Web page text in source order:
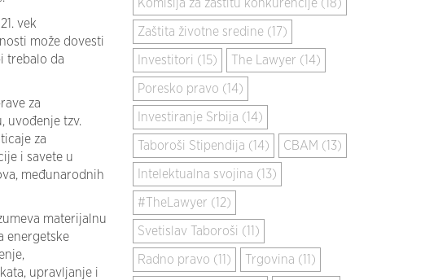
vek
može dovesti
trebalo da
za
uvođenje tzv.
za
i savete u
međunarodnih
materijalnu
energetske
upravljanje i
Komisija za zaštitu konkurencije (18)
Zaštita životne sredine (17)
Investitori (15) The Lawyer (14)
Poresko pravo (14)
Investiranje Srbija (14)
Taboroši Stipendija (14) CBAM (13)
Intelektualna svojina (13)
#TheLawyer (12)
Svetislav Taboroši (11)
Radno pravo (11) Trgovina (11)